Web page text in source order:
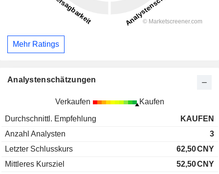
Mehr Ratings
Analystenschätzungen
Verkaufen Kaufen
Durchschnittl. Empfehlung
KAUFEN
Anzahl Analysten
3
Letzter Schlusskurs
62,50CNY
Mittleres Kursziel
52,50CNY